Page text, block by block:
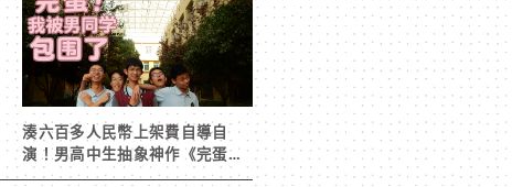
湊六百多人民幣上架費自導自
演！男高中生抽象神作《完蛋！
我被男同學包圍了》突然爆紅